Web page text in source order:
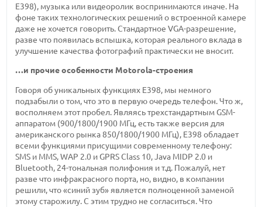
E398), музыка или видеоролик воспринимаются иначе. На
фоне таких технологических решений о встроенной камере
даже не хочется говорить. Стандартное VGA-разрешение,
разве что появилась вспышка, которая реального вклада в
улучшение качества фотографий практически не вносит.
…и прочие особенности Motorola-строения
Говоря об уникальных функциях E398, мы немного
подзабыли о том, что это в первую очередь телефон. Что ж,
восполняем этот пробел. Являясь трехстандартным GSM-
аппаратом (900/1800/1900 МГц, есть также версия для
американского рынка 850/1800/1900 МГц), E398 обладает
всеми функциями присущими современному телефону:
SMS и MMS, WAP 2.0 и GPRS Class 10, Java MIDP 2.0 и
Bluetooth, 24-тональная полифония и т.д. Пожалуй, нет
разве что инфракрасного порта, но, видно, в компании
решили, что «синий зуб» является полноценной заменой
этому старожилу. С этим трудно не согласиться. Что